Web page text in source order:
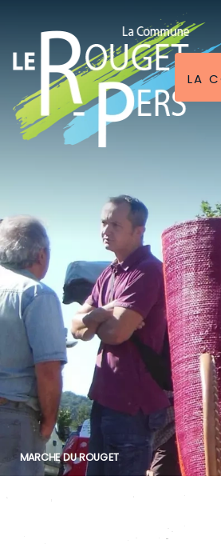
LA
L'accueil de loisirs
MARCHE DU ROUGET